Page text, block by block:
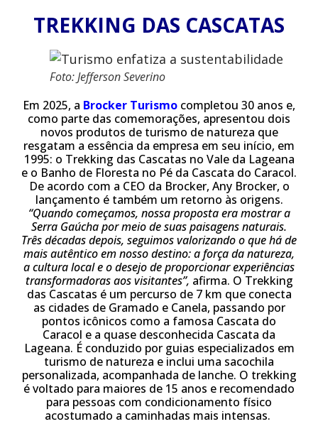
TREKKING DAS CASCATAS
Foto: Jefferson Severino
Em 2025, a Brocker Turismo completou 30 anos e,
como parte das comemorações, apresentou dois
novos produtos de turismo de natureza que
resgatam a essência da empresa em seu início, em
1995: o Trekking das Cascatas no Vale da Lageana
e o Banho de Floresta no Pé da Cascata do Caracol.
De acordo com a CEO da Brocker, Any Brocker, o
lançamento é também um retorno às origens.
“Quando começamos, nossa proposta era mostrar a
Serra Gaúcha por meio de suas paisagens naturais.
Três décadas depois, seguimos valorizando o que há de
mais autêntico em nosso destino: a força da natureza,
a cultura local e o desejo de proporcionar experiências
transformadoras aos visitantes”, afirma. O Trekking
das Cascatas é um percurso de 7 km que conecta
as cidades de Gramado e Canela, passando por
pontos icônicos como a famosa Cascata do
Caracol e a quase desconhecida Cascata da
Lageana. É conduzido por guias especializados em
turismo de natureza e inclui uma sacochila
personalizada, acompanhada de lanche. O trekking
é voltado para maiores de 15 anos e recomendado
para pessoas com condicionamento físico
acostumado a caminhadas mais intensas.